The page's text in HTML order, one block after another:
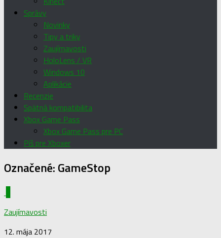
Správy
Novinky
Tipy a triky
Zaujímavosti
HoloLens / VR
Windows 10
Aplikácie
Recenzie
Spätná kompatibilita
Xbox Game Pass
Xbox Game Pass pre PC
Píš pre Xboxer
Označené:GameStop
Zaujímavosti
12. mája 2017